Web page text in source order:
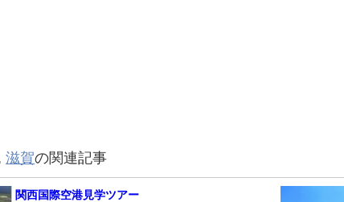
滋賀の関連記事
関西国際空港見学ツアー